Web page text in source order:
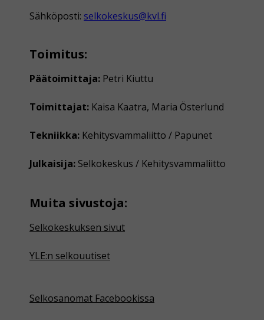
Sähköposti: selkokeskus@kvl.fi
Toimitus:
Päätoimittaja: Petri Kiuttu
Toimittajat: Kaisa Kaatra, Maria Österlund
Tekniikka: Kehitysvammaliitto / Papunet
Julkaisija: Selkokeskus / Kehitysvammaliitto
Muita sivustoja:
Selkokeskuksen sivut
YLE:n selkouutiset
Selkosanomat Facebookissa